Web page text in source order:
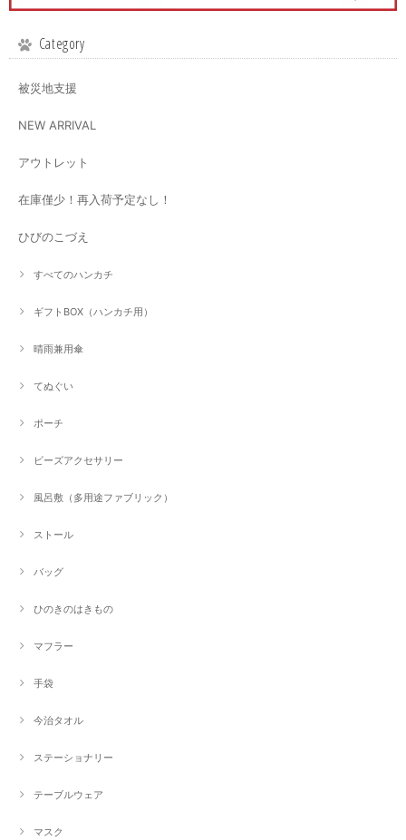
Category
被災地支援
NEW ARRIVAL
アウトレット
在庫僅少！再入荷予定なし！
ひびのこづえ
すべてのハンカチ
ギフトBOX（ハンカチ用）
晴雨兼用傘
てぬぐい
ポーチ
ビーズアクセサリー
風呂敷（多用途ファブリック）
ストール
バッグ
ひのきのはきもの
マフラー
手袋
今治タオル
ステーショナリー
テーブルウェア
マスク